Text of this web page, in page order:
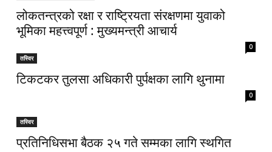
लोकतन्त्रको रक्षा र राष्ट्रियता संरक्षणमा युवाको
भूमिका महत्त्वपूर्ण : मुख्यमन्त्री आचार्य
0
तस्विर
टिकटकर तुलसा अधिकारी पुर्पक्षका लागि थुनामा
0
तस्विर
प्रतिनिधिसभा बैठक २५ गते सम्मका लागि स्थगित